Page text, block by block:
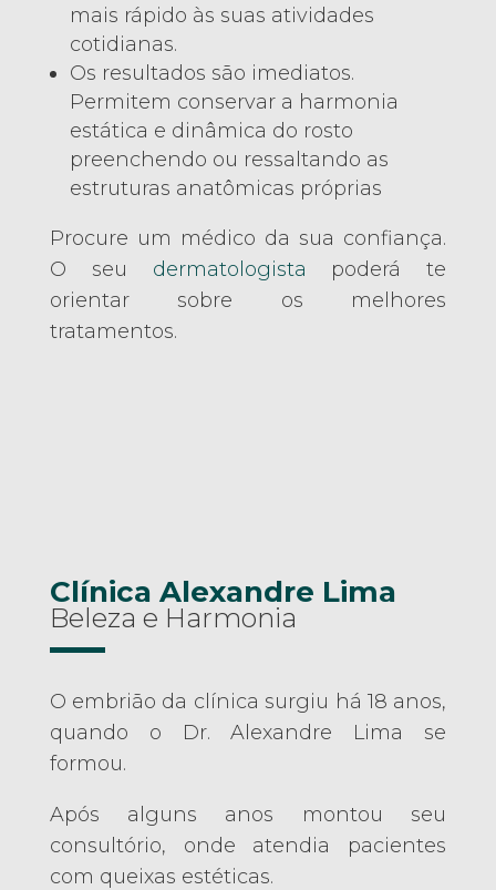
mais rápido às suas atividades
cotidianas.
Os resultados são imediatos.
Permitem conservar a harmonia
estática e dinâmica do rosto
preenchendo ou ressaltando as
estruturas anatômicas próprias
Procure um médico da sua confiança.
O seu dermatologista poderá te
orientar sobre os melhores
tratamentos.
Clínica Alexandre Lima
Beleza e Harmonia
O embrião da clínica surgiu há 18 anos,
quando o Dr. Alexandre Lima se
formou.
Após alguns anos montou seu
consultório, onde atendia pacientes
com queixas estéticas.